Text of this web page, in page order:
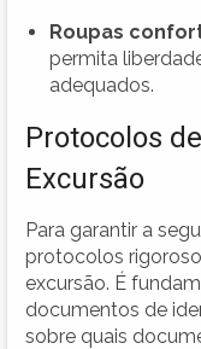
Roupas
permita
adequados.
Protocolos
Excursão
Para garantir a
protocolos
excursão. É
documentos de
sobre quais